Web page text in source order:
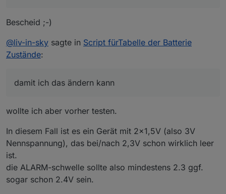
Bescheid ;-)
@liv-in-sky sagte in Script fürTabelle der Batterie
Zustände:
damit ich das ändern kann
wollte ich aber vorher testen.
In diesem Fall ist es ein Gerät mit 2x1,5V (also 3V
Nennspannung), das bei/nach 2,3V schon wirklich leer
ist.
die ALARM-schwelle sollte also mindestens 2.3 ggf.
sogar schon 2.4V sein.